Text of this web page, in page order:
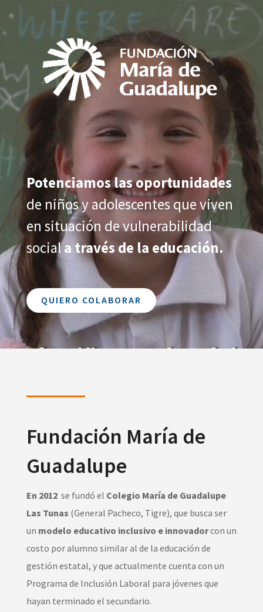
Potenciamos las oportunidades
de niños y adolescentes que viven
en situación de vulnerabilidad
sociala través de la educación.
QUIERO COLABORAR
Fundación María de
Guadalupe
En 2012 se fundó el Colegio María de Guadalupe
Las Tunas (General Pacheco, Tigre), que busca ser
un modelo educativo inclusivo e innovadorcon un
costo por alumno similar al de la educación de
gestión estatal, y que actualmente cuenta con un
Programa de Inclusión Laboral para jóvenes que
hayan terminado el secundario.